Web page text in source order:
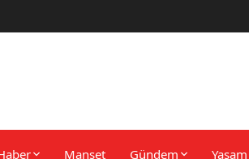
Manşet Gündem Yaşam